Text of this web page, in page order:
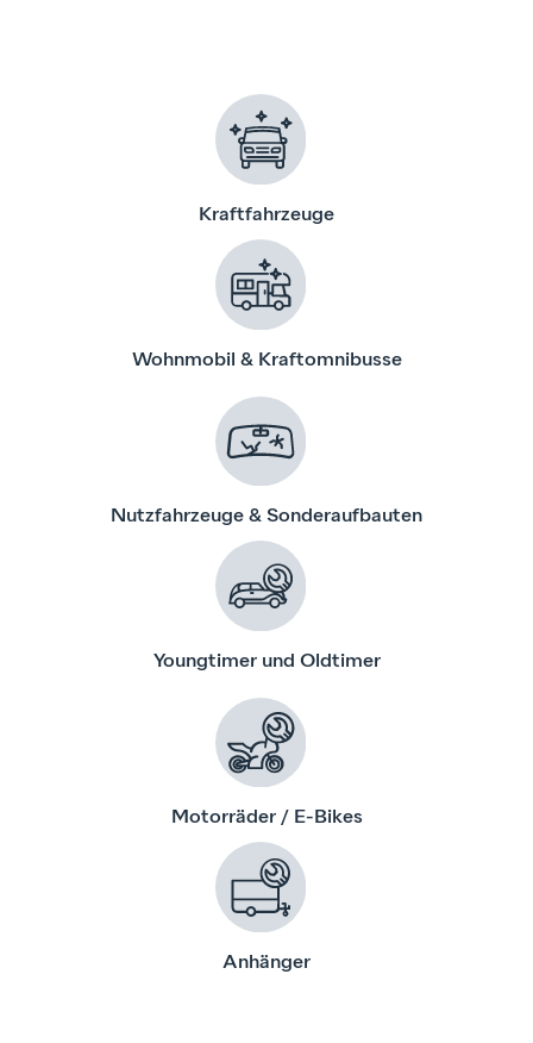
Kraftfahrzeuge
Wohnmobil & Kraftomnibusse
Nutzfahrzeuge & Sonderaufbauten
Youngtimer und Oldtimer
Motorräder / E-Bikes
Anhänger